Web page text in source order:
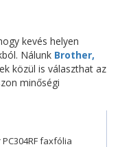
kevés helyen
Nálunk Brother,
közül is választhat az
minőségi
faxfólia